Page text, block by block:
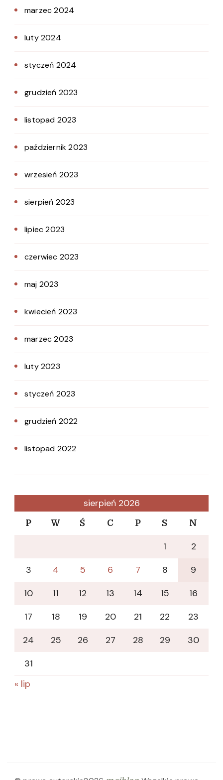
marzec 2024
luty 2024
styczeń 2024
grudzień 2023
listopad 2023
październik 2023
wrzesień 2023
sierpień 2023
lipiec 2023
czerwiec 2023
maj 2023
kwiecień 2023
marzec 2023
luty 2023
styczeń 2023
grudzień 2022
listopad 2022
sierpień 2026
P W Ś C P S N
1
2
3
4 5 6 7 8
9
10
11 12 13 14 15
16
17
18 19 20 21 22
23
24
25 26 27 28 29
30
31
« lip